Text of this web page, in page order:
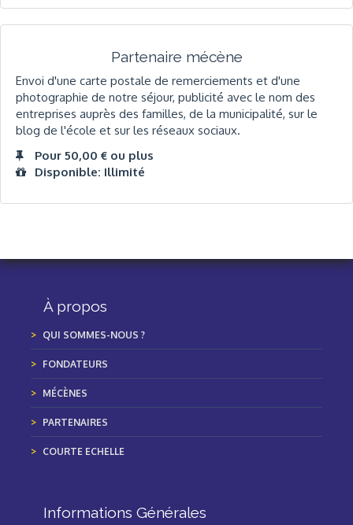
Partenaire mécène
Envoi d'une carte postale de remerciements et d'une
photographie de notre séjour, publicité avec le nom des
entreprises auprès des familles, de la municipalité, sur le
blog de l'école et sur les réseaux sociaux.
Pour 50,00 € ou plus
Disponible: Illimité
À propos
QUI SOMMES-NOUS ?
FONDATEURS
MÉCÈNES
PARTENAIRES
COURTE ECHELLE
Informations Générales